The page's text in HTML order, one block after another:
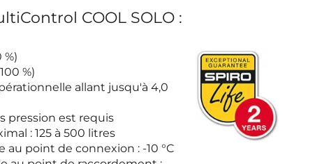
COOL SOLO :
%)
allant jusqu'à 4,0
pression est requis
: 125 à 500 litres
point de connexion : -10 °C